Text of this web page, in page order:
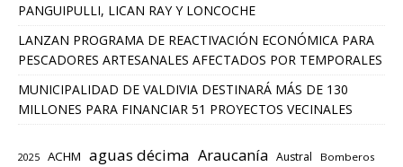
PANGUIPULLI, LICAN RAY Y LONCOCHE
LANZAN PROGRAMA DE REACTIVACIÓN ECONÓMICA PARA
PESCADORES ARTESANALES AFECTADOS POR TEMPORALES
MUNICIPALIDAD DE VALDIVIA DESTINARÁ MÁS DE 130
MILLONES PARA FINANCIAR 51 PROYECTOS VECINALES
2025 ACHM aguas décima Araucanía Austral Bomberos